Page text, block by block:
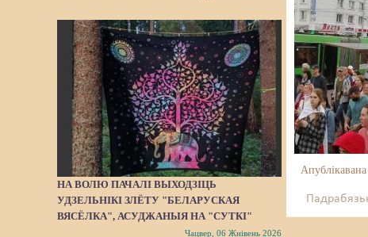
НА ВОЛЮ ПАЧАЛІ ВЫХОДЗІЦЬ
УДЗЕЛЬНІКІ ЗЛЁТУ "БЕЛАРУСКАЯ
ВЯСЁЛКА", АСУДЖАНЫЯ НА "СУТКІ"
Чацвер, 06 Жнівень 2026